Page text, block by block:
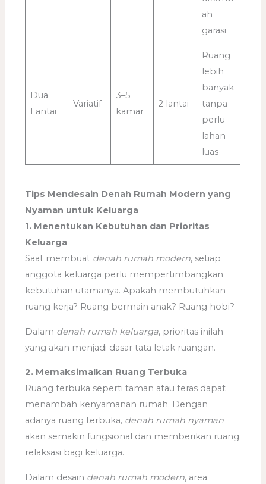
ah
garasi
Dua
Lantai
Variatif
3–5
kamar
2 lantai
Ruang
lebih
banyak
tanpa
perlu
lahan
luas
Tips Mendesain Denah Rumah Modern yang
Nyaman untuk Keluarga
1. Menentukan Kebutuhan dan Prioritas
Keluarga
Saat membuat denah rumah modern, setiap
anggota keluarga perlu mempertimbangkan
kebutuhan utamanya. Apakah membutuhkan
ruang kerja? Ruang bermain anak? Ruang hobi?
Dalam denah rumah keluarga, prioritas inilah
yang akan menjadi dasar tata letak ruangan.
2. Memaksimalkan Ruang Terbuka
Ruang terbuka seperti taman atau teras dapat
menambah kenyamanan rumah. Dengan
adanya ruang terbuka, denah rumah nyaman
akan semakin fungsional dan memberikan ruang
relaksasi bagi keluarga.
Dalam desain denah rumah modern, area